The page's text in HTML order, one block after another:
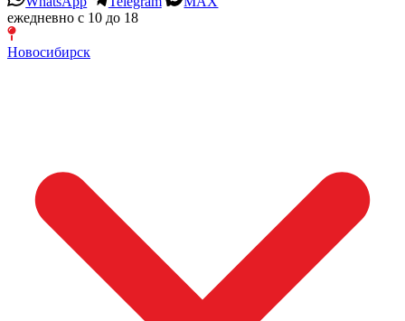
ежедневно с 10 до 18
Новосибирск